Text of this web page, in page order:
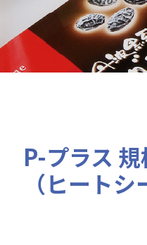
P-プラス
（ヒートシ